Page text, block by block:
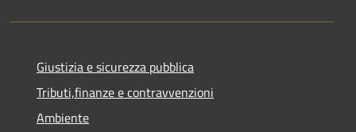
Giustizia e sicurezza pubblica
Tributi,finanze e contravvenzioni
Ambiente